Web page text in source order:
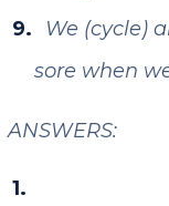
We (cycle)
sore when
ANSWERS: